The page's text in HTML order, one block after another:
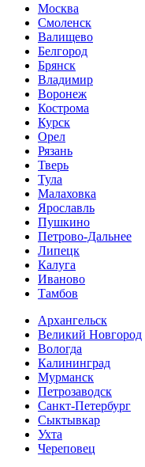
Москва
Смоленск
Валищево
Белгород
Брянск
Владимир
Воронеж
Кострома
Курск
Орел
Рязань
Тверь
Тула
Малаховка
Ярославль
Пушкино
Петрово-Дальнее
Липецк
Калуга
Иваново
Тамбов
Архангельск
Великий Новгород
Вологда
Калининград
Мурманск
Петрозаводск
Санкт-Петербург
Сыктывкар
Ухта
Череповец